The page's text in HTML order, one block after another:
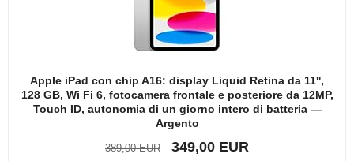
Apple iPad con chip A16: display Liquid Retina da 11'',
128 GB, Wi Fi 6, fotocamera frontale e posteriore da 12MP,
Touch ID, autonomia di un giorno intero di batteria —
Argento
389,00 EUR 349,00 EUR